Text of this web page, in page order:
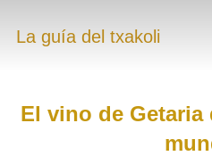
La guía del txakoli
El vino de